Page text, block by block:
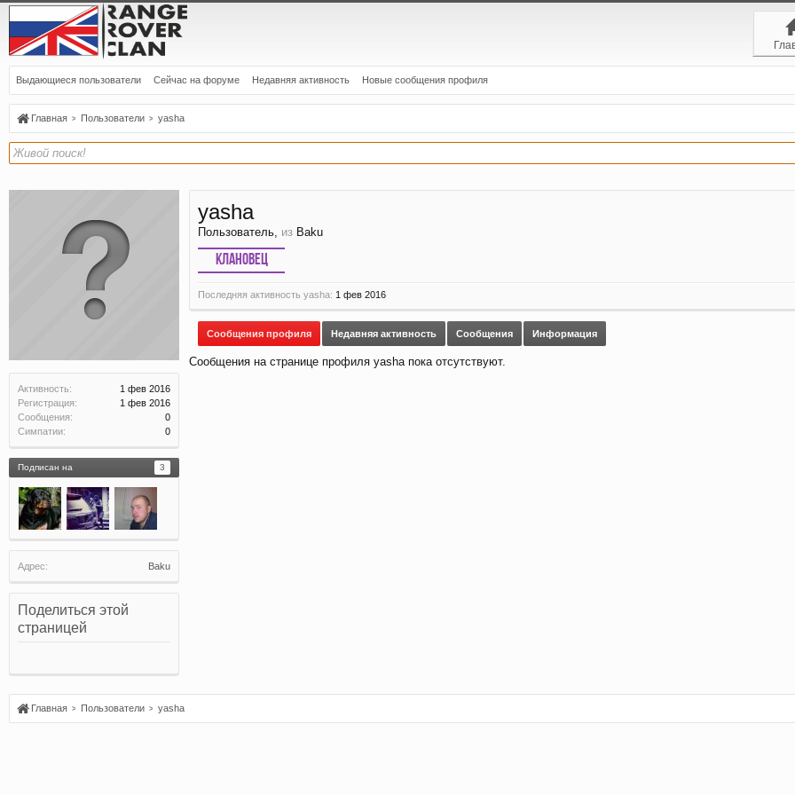
Выдающиеся пользователи Сейчас на форуме Недавняя активность Новые сообщения профиля
Главная Пользователи yasha
Активность:
1 фев 2016
Регистрация:
1 фев 2016
Сообщения:
0
Симпатии:
0
Подписан на 3
Адрес: Baku
Поделиться этой
страницей
yasha
Пользователь из Baku
Клановец
Последняя активность yasha: 1 фев 2016
Сообщения профиля Недавняя активность Сообщения Информация
Сообщения на странице профиля yasha пока отсутствуют.
Главная Пользователи yasha